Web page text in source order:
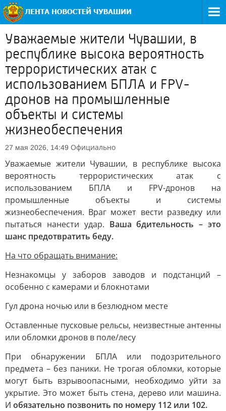
Уважаемые жители Чувашии, в
республике высока вероятность
террористических атак с
использованием БПЛА и FPV-
дронов на промышленные
объекты и системы
жизнеобеспечения
27 мая 2026, 14:49 Официально
Уважаемые жители Чувашии, в республике высока
вероятность террористических атак с
использованием БПЛА и FPV-дронов на
промышленные объекты и системы
жизнеобеспечения. Враг может вести разведку или
пытаться нанести удар. Ваша бдительность – это
шанс предотвратить беду.
На что обращать внимание:
Незнакомцы у заборов заводов и подстанций –
особенно с камерами и блокнотами
Гул дрона ночью или в безлюдном месте
Оставленные пусковые рельсы, неизвестные антенны
или обломки дронов в поле/лесу
При обнаружении БПЛА или подозрительного
предмета – без паники. Не трогая обломки, которые
могут быть взрывоопасными, необходимо уйти за
укрытие. Это может быть стена, дерево или машина.
И обязательно позвонить по номеру 112 или 102.